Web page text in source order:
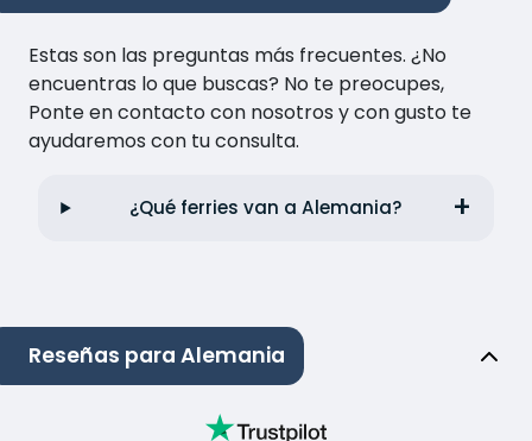
Estas son las preguntas más frecuentes. ¿No
encuentras lo que buscas? No te preocupes,
Ponte en contacto con nosotros y con gusto te
ayudaremos con tu consulta.
¿Qué ferries van a Alemania?
Reseñas para Alemania